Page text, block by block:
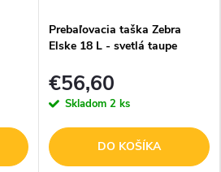
Prebaľovacia taška Zebra
Elske 18 L - svetlá taupe
€56,60
Skladom 2 ks
DO KOŠÍKA